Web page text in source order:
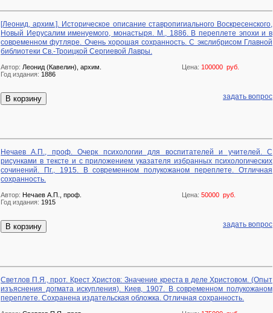
[Леонид, архим.]. Историческое описание ставропигиального Воскресенского,
Новый Иерусалим именуемого, монастыря. М., 1886. В переплете эпохи и в
современном футляре. Очень хорошая сохранность. С экслибрисом Главной
библиотеки Св.-Троицкой Сергиевой Лавры.
Цена: 100000 руб.
Автор: Леонид (Кавелин), архим.
Год издания: 1886
В корзину задать вопрос
Нечаев А.П., проф. Очерк психологии для воспитателей и учителей. С
рисунками в тексте и с приложением указателя избранных психологических
сочинений. Пг., 1915. В современном полукожаном переплете. Отличная
сохранность.
Цена: 50000 руб.
Автор: Нечаев А.П., проф.
Год издания: 1915
В корзину задать вопрос
Светлов П.Я., прот. Крест Христов: Значение креста в деле Христовом. (Опыт
изъяснения догмата искупления). Киев, 1907. В современном полукожаном
переплете. Сохранена издательская обложка. Отличная сохранность.